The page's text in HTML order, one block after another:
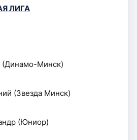
ЛИГА
(Динамо-Минск)
(Звезда Минск)
(Юниор)